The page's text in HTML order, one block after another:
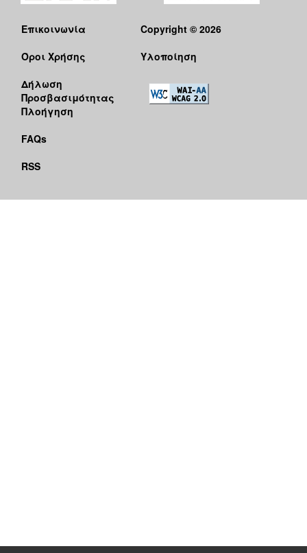
Επικοινωνία
Όροι Χρήσης
Δήλωση
Προσβασιμότητας
Πλοήγηση
FAQs
RSS
Copyright © 2026
Υλοποίηση